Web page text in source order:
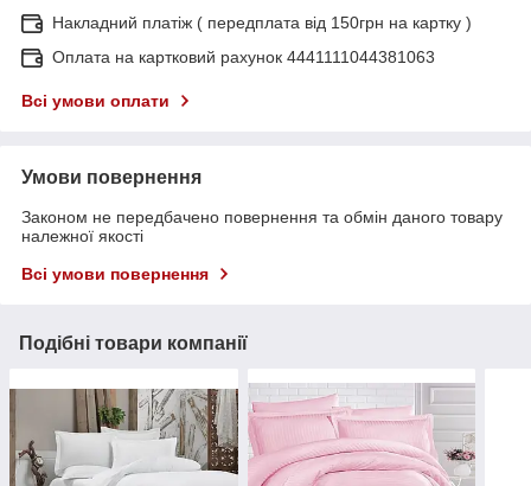
Накладний платіж ( передплата від 150грн на картку )
Оплата на картковий рахунок 4441111044381063
Всі умови оплати
Умови повернення
Законом не передбачено повернення та обмін даного товару
належної якості
Всі умови повернення
Подібні товари компанії